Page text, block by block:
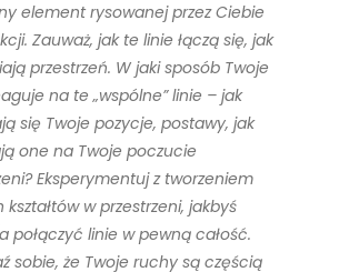
element rysowanej przez Ciebie
Zauważ, jak te linie łączą się, jak
przestrzeń. W jaki sposób Twoje
na te „wspólne” linie – jak
się Twoje pozycje, postawy, jak
one na Twoje poczucie
Eksperymentuj z tworzeniem
kształtów w przestrzeni, jakbyś
połączyć linie w pewną całość.
sobie, że Twoje ruchy są częścią